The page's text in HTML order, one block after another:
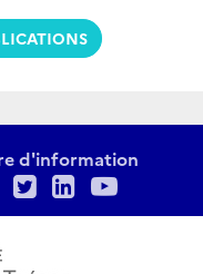
d'information
TwitterLinkedIn